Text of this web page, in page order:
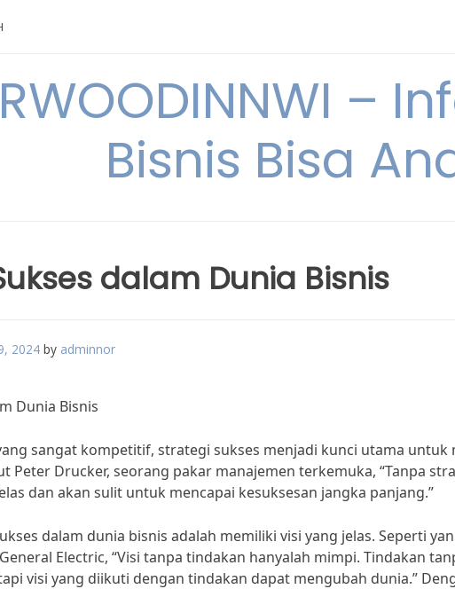
–
Bisnis Bisa
dalam Dunia Bisnis
2024 by adminnor
Dunia Bisnis
sangat kompetitif, strategi sukses menjadi kunci utama untuk
Peter Drucker, seorang pakar manajemen terkemuka, “Tanpa
dan akan sulit untuk mencapai kesuksesan jangka panjang.”
dalam dunia bisnis adalah memiliki visi yang jelas. Seperti
Electric, “Visi tanpa tindakan hanyalah mimpi. Tindakan
visi yang diikuti dengan tindakan dapat mengubah dunia.”